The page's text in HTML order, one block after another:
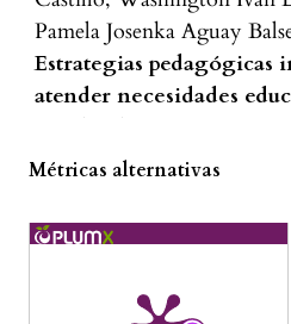
Pamela Josenka Aguay
Estrategias pedagógicas
atender necesidades
Polibio Chaves de
Humanidades, 6(2).
Métricas alternativas